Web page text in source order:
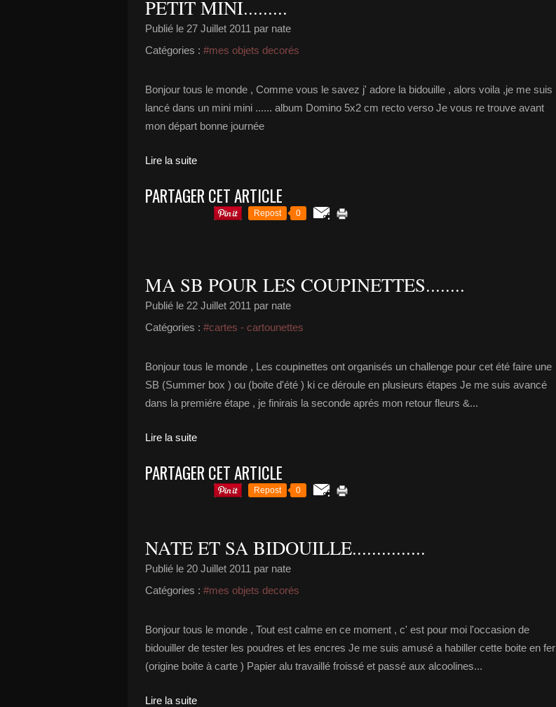
PETIT MINI.........
Publié le 27 Juillet 2011 par nate
Catégories : #mes objets decorés
Bonjour tous le monde , Comme vous le savez j' adore la bidouille , alors voila ,je me suis
lancé dans un mini mini ...... album Domino 5x2 cm recto verso Je vous re trouve avant
mon départ bonne journée
Lire la suite
PARTAGER CET ARTICLE
Repost 0
MA SB POUR LES COUPINETTES........
Publié le 22 Juillet 2011 par nate
Catégories : #cartes - cartounettes
Bonjour tous le monde , Les coupinettes ont organisés un challenge pour cet été faire une
SB (Summer box ) ou (boite d'été ) ki ce déroule en plusieurs étapes Je me suis avancé
dans la premiére étape , je finirais la seconde aprés mon retour fleurs &...
Lire la suite
PARTAGER CET ARTICLE
Repost 0
NATE ET SA BIDOUILLE...............
Publié le 20 Juillet 2011 par nate
Catégories : #mes objets decorés
Bonjour tous le monde , Tout est calme en ce moment , c' est pour moi l'occasion de
bidouiller de tester les poudres et les encres Je me suis amusé a habiller cette boite en fer
(origine boite à carte ) Papier alu travaillé froissé et passé aux alcoolines...
Lire la suite